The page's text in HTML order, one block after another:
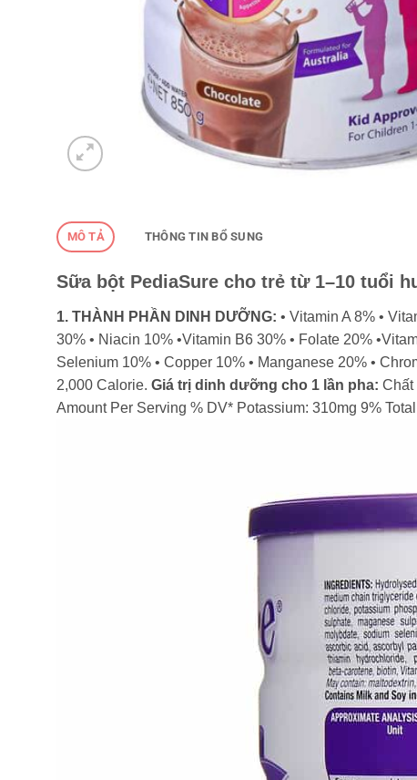
MÔ TẢ THÔNG TIN BỔ SUNG
Sữa bột PediaSure cho trẻ từ 1–10 tuổi
1. THÀNH PHẦN DINH DƯỠNG: • Vitamin A 8% •
30% • Niacin 10% •Vitamin B6 30% • Folate 20%
Selenium 10% • Copper 10% • Manganese 20% •
2,000 Calorie. Giá trị dinh dưỡng cho 1 lần pha: Chất
Amount Per Serving % DV* Potassium: 310mg 9%